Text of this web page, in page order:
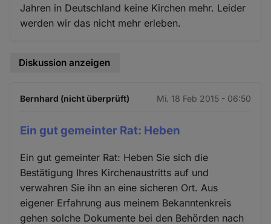
Jahren in Deutschland keine Kirchen mehr. Leider
werden wir das nicht mehr erleben.
Diskussion anzeigen
Bernhard (nicht überprüft) Mi. 18 Feb 2015 - 06:50
Ein gut gemeinter Rat: Heben
Ein gut gemeinter Rat: Heben Sie sich die
Bestätigung Ihres Kirchenaustritts auf und
verwahren Sie ihn an eine sicheren Ort. Aus
eigener Erfahrung aus meinem Bekanntenkreis
gehen solche Dokumente bei den Behörden nach